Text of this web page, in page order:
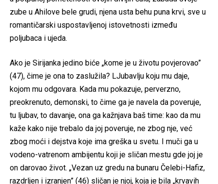
zube u Ahilove bele grudi, njena usta behu puna krvi, sve u
romantičarski uspostavljenoj istovetnosti između
poljubaca i ujeda.
Ako je Sirijanka jedino biće „kome je u životu povjerovao”
(47), čime je ona to zaslužila? LJubavlju koju mu daje,
kojom mu odgovara. Kada mu pokazuje, perverzno,
preokrenuto, demonski, to čime ga je navela da poveruje,
tu ljubav, to davanje, ona ga kažnjava baš time: kao da mu
kaže kako nije trebalo da joj poveruje, ne zbog nje, već
zbog moći i dejstva koje ima greška u svetu. I muči ga u
vodeno-vatrenom ambijentu koji je sličan mestu gde joj je
on darovao život. „Vezan uz gredu na bunaru Čelebi-Hafiz,
razdrljen i izranjen” (46) sličan je njoj, koja je bila „krvavih